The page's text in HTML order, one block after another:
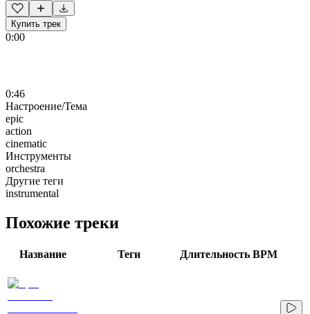
Купить трек
0:00
0:46
Настроение/Тема
epic
action
cinematic
Инструменты
orchestra
Другие теги
instrumental
Похожие треки
Название Теги Длительность BPM